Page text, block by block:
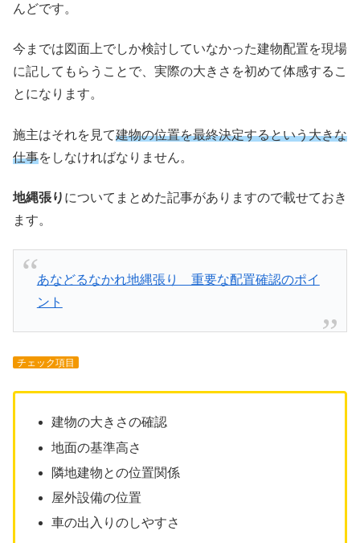
んどです。
今までは図面上でしか検討していなかった建物配置を現場
に記してもらうことで、実際の大きさを初めて体感するこ
とになります。
施主はそれを見て建物の位置を最終決定するという大きな
仕事をしなければなりません。
地縄張り についてまとめた記事がありますので載せておき
ます。
あなどるなかれ地縄張り 重要な配置確認のポイ
ント
チェック項目
建物の大きさの確認
地面の基準高さ
隣地建物との位置関係
屋外設備の位置
車の出入りのしやすさ